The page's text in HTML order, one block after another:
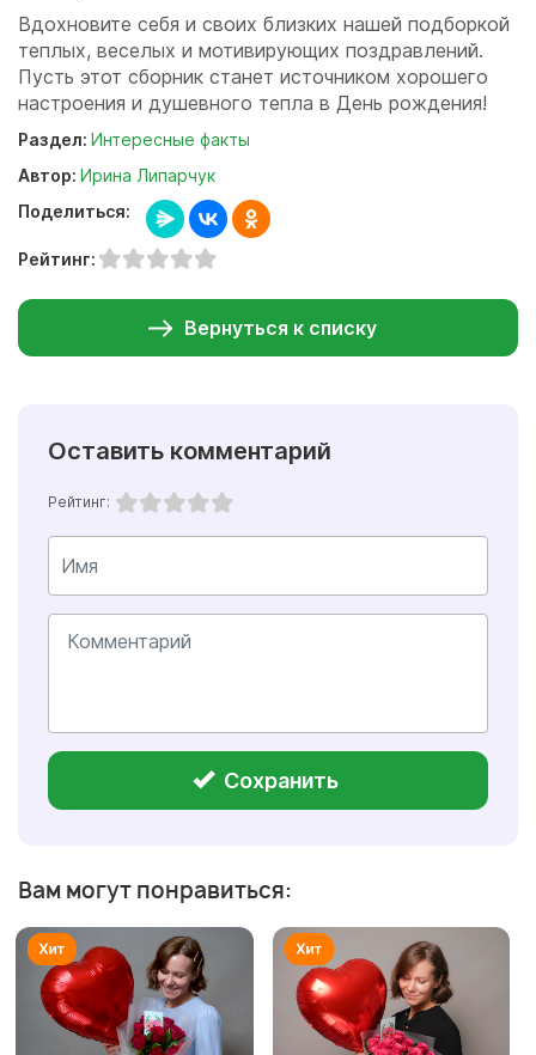
Вдохновите себя и своих близких нашей подборкой
теплых, веселых и мотивирующих поздравлений.
Пусть этот сборник станет источником хорошего
настроения и душевного тепла в День рождения!
Раздел: Интересные факты
Автор: Ирина Липарчук
Поделиться:
Рейтинг:
Вернуться к списку
Оставить комментарий
Рейтинг:
Сохранить
Вам могут понравиться: